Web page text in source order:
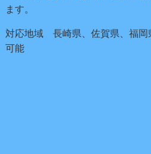
ます。
対応地域 長崎県、佐賀県、福岡
可能